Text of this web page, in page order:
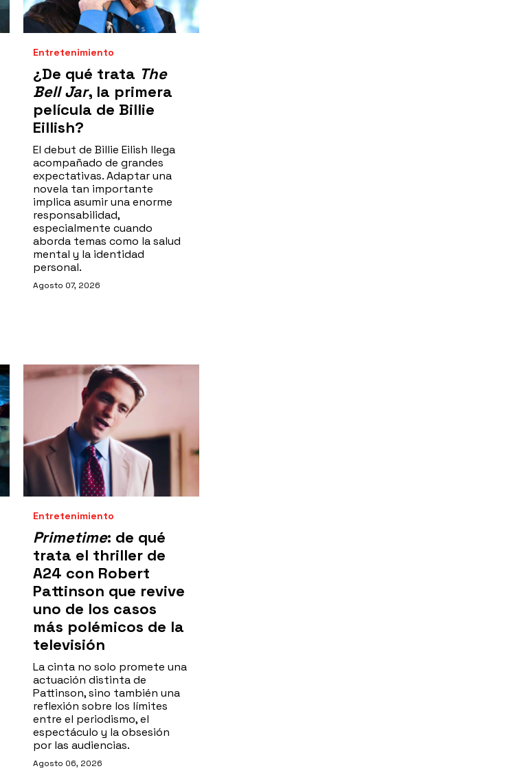
Entretenimiento
¿De qué trata The
Bell Jar, la primera
película de Billie
Eillish?
El debut de Billie Eilish llega
acompañado de grandes
expectativas. Adaptar una
novela tan importante
implica asumir una enorme
responsabilidad,
especialmente cuando
aborda temas como la salud
mental y la identidad
personal.
Agosto 07, 2026
Entretenimiento
Primetime: de qué
trata el thriller de
A24 con Robert
Pattinson que revive
uno de los casos
más polémicos de la
televisión
La cinta no solo promete una
actuación distinta de
Pattinson, sino también una
reflexión sobre los límites
entre el periodismo, el
espectáculo y la obsesión
por las audiencias.
Agosto 06, 2026